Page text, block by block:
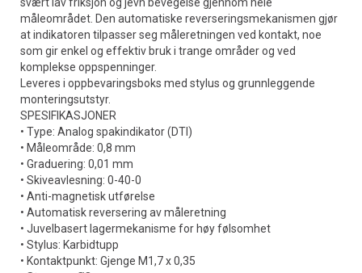
måleområdet. Den automatiske reverseringsmekanismen gjør
at indikatoren tilpasser seg måleretningen ved kontakt, noe
som gir enkel og effektiv bruk i trange områder og ved
komplekse oppspenninger.
Leveres i oppbevaringsboks med stylus og grunnleggende
monteringsutstyr.
SPESIFIKASJONER
• Type: Analog spakindikator (DTI)
• Måleområde: 0,8 mm
• Graduering: 0,01 mm
• Skiveavlesning: 0-40-0
• Anti-magnetisk utførelse
• Automatisk reversering av måleretning
• Juvelbasert lagermekanisme for høy følsomhet
• Stylus: Karbidtupp
• Kontaktpunkt: Gjenge M1,7 x 0,35